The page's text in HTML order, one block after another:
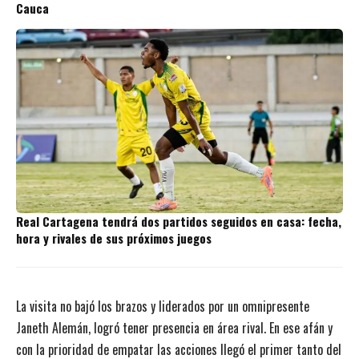
Cauca
Real Cartagena tendrá dos partidos seguidos en casa: fecha,
hora y rivales de sus próximos juegos
La visita no bajó los brazos y liderados por un omnipresente
Janeth Alemán, logró tener presencia en área rival. En ese afán y
con la prioridad de empatar las acciones llegó el primer tanto del